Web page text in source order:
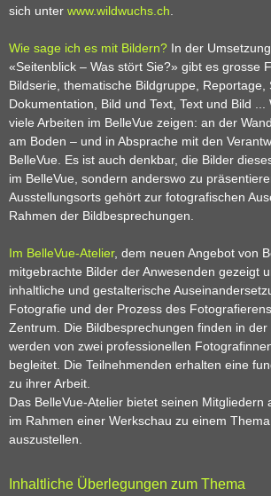
sich unter www.wildwuchs.ch
Wie sage ich es mit Bildern? In der
«Seitenblick – Was stört Sie?» gibt es grosse
Bildserie, thematische Bildgruppe, Reportage,
Dokumentation, Bild und Text, Text und Bild
viele Arbeiten im BelleVue zeigen: an der
am Boden – und in Absprache mit den
BelleVue. Es ist auch denkbar, die Bilder
im BelleVue, sondern anderswo zu
Ausstellungsorts gehört zur fotografischen
Rahmen der Bildbesprechungen.
Im BelleVue-Atelier, dem neuen Angebot von
mitgebrachte Bilder der Anwesenden gezeigt
inhaltliche und gestalterische
Fotografie und der Prozess des
Zentrum. Die Bildbesprechungen finden in
werden von zwei professionellen
begleitet. Die Teilnehmenden erhalten eine
zu ihrer Arbeit.
Das BelleVue-Atelier bietet seinen Mitgliedern
im Rahmen einer Werkschau zu einem
auszustellen.
Inhaltliche Überlegungen zum Thema